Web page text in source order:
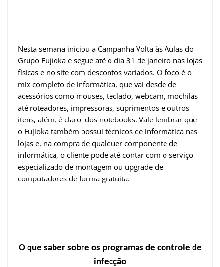
Nesta semana iniciou a Campanha Volta às Aulas do
Grupo Fujioka e segue até o dia 31 de janeiro nas lojas
físicas e no site com descontos variados. O foco é o
mix completo de informática, que vai desde de
acessórios como mouses, teclado, webcam, mochilas
até roteadores, impressoras, suprimentos e outros
itens, além, é claro, dos notebooks. Vale lembrar que
o Fujioka também possui técnicos de informática nas
lojas e, na compra de qualquer componente de
informática, o cliente pode até contar com o serviço
especializado de montagem ou upgrade de
computadores de forma gratuita.
O que saber sobre os programas de controle de
infecção